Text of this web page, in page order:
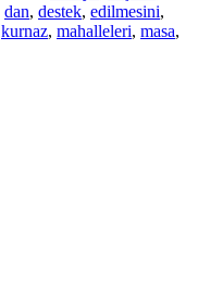
dan, destek, edilmesini,
kurnaz, mahalleleri, masa,